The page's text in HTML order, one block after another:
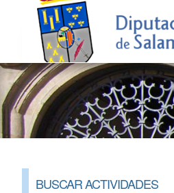
BUSCAR ACTIVIDADES